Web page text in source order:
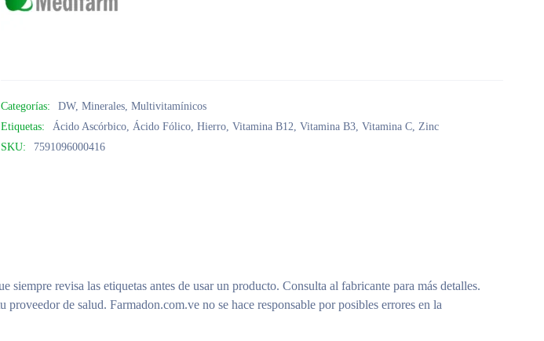
Categorías: DW,Minerales,Multivitamínicos
Etiquetas:
Ácido Ascórbico,Ácido Fólico,Hierro,Vitamina B12,Vitamina B3,Vitamina C,Zinc
SKU:
7591096000416
siempre revisa las etiquetas antes de usar un producto. Consulta al fabricante para más detalles.
de salud. Farmadon.com.ve no se hace responsable por posibles errores en la